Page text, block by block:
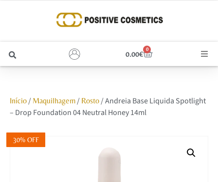
0.00€
0
Unhas
Início/ Maquilhagem/ Rosto/ Andreia Base Liquida Spotlight
– Drop Foundation 04 Neutral Honey 14ml
30% OFF